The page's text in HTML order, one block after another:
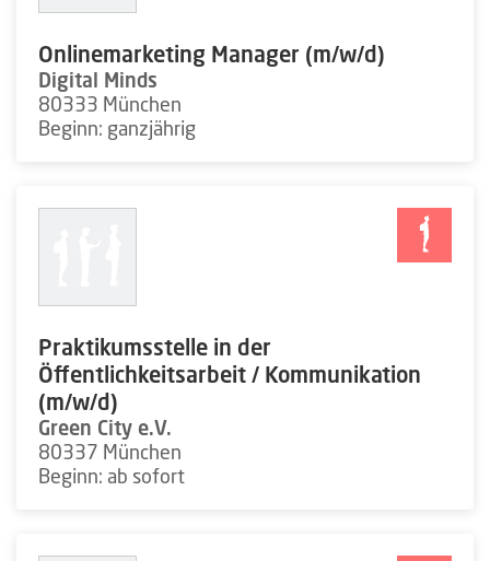
Onlinemarketing Manager (m/w/d)
Digital Minds
80333 München
Beginn: ganzjährig
Praktikumsstelle in der
Öffentlichkeitsarbeit / Kommunikation
(m/w/d)
Green City e.V.
80337 München
Beginn: ab sofort